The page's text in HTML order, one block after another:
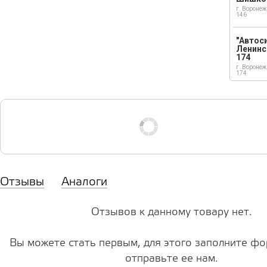
г.
146
174
г.
174
Отзывы Аналоги
Отзывов к данному товару нет.
Вы можете стать первым, для этого заполните
отправьте ее нам.